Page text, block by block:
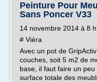
Peinture Pour
Sans Poncer V33
14 novembre 2014 à 8
# Viéra
Avec un pot de
couches, soit 5 m2 de
base, il faut faire un
surface totale des